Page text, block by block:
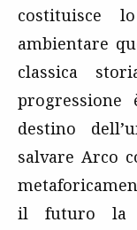
costituisce
ambientare
classica
progressione
destino
salvare Arco
il futuro la